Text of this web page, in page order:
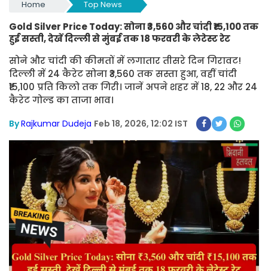
Home Top News
Gold Silver Price Today: सोना ₹3,560 और चांदी ₹15,100 तक
हुई सस्ती, देखें दिल्ली से मुंबई तक 18 फरवरी के लेटेस्ट रेट
सोने और चांदी की कीमतों में लगातार तीसरे दिन गिरावट!
दिल्ली में 24 कैरेट सोना ₹3,560 तक सस्ता हुआ, वहीं चांदी
₹15,100 प्रति किलो तक गिरी। जानें अपने शहर में 18, 22 और 24
कैरेट गोल्ड का ताजा भाव।
ByRajkumar Dudeja Feb 18, 2026, 12:02 IST